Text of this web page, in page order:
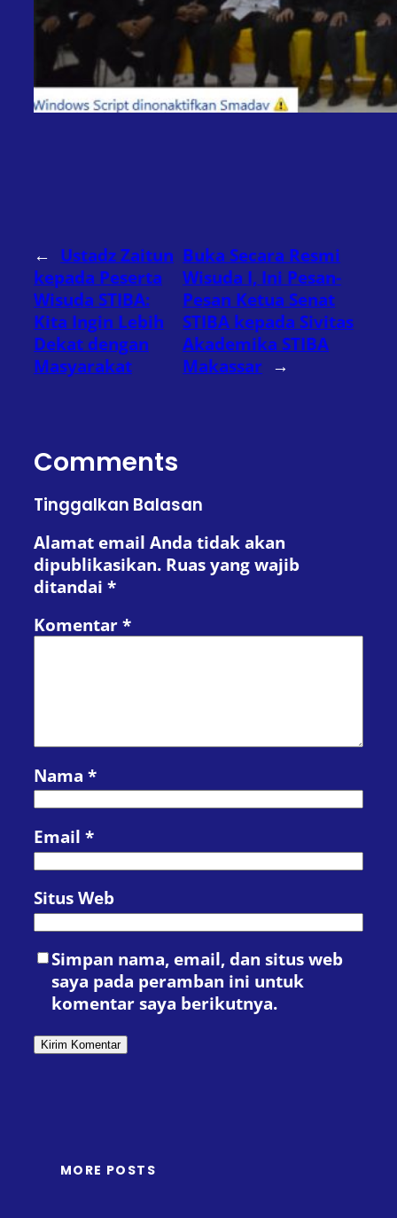
← Ustadz Zaitun
kepada Peserta
Wisuda STIBA:
Kita Ingin Lebih
Dekat dengan
Masyarakat
Buka Secara Resmi
Wisuda I, Ini Pesan-
Pesan Ketua Senat
STIBA kepada Sivitas
Akademika STIBA
Makassar →
Comments
Tinggalkan Balasan
Alamat email Anda tidak akan
dipublikasikan. Ruas yang wajib
ditandai *
Komentar *
Nama *
Email *
Situs Web
Simpan nama, email, dan situs web
saya pada peramban ini untuk
komentar saya berikutnya.
MORE POSTS